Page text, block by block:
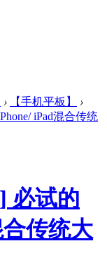
› 【手机平板】
›
iPad混合传统
必试的
传统大